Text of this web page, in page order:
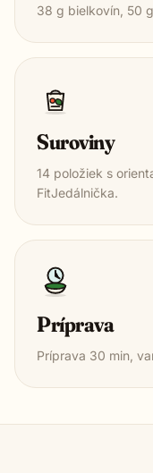
38 g bielkovín, 50
Suroviny
14 položiek s
FitJedálnička.
Príprava
Príprava 30 min,